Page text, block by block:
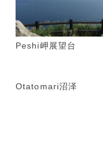
Peshi岬展望台
Otatomari沼泽